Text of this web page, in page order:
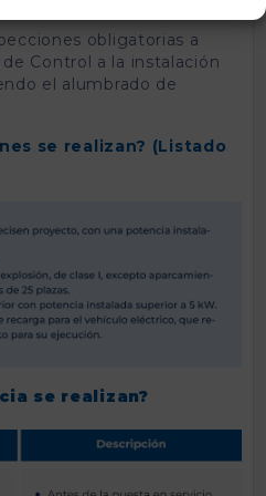
obligatorias a
Control a la instalación
el alumbrado de
se realizan? (Listado
se realizan?